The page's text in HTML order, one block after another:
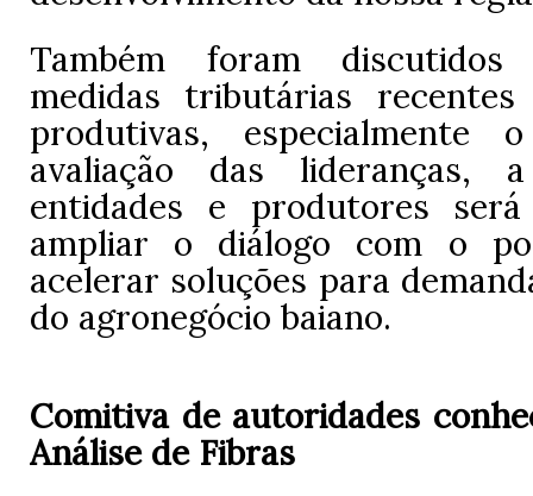
Também foram
medidas tributárias recentes
produtivas, especialmente
avaliação das lideranças,
entidades e produtores
ampliar o diálogo com o
acelerar soluções para
do agronegócio baiano.
Comitiva de autoridades
Análise de Fibras